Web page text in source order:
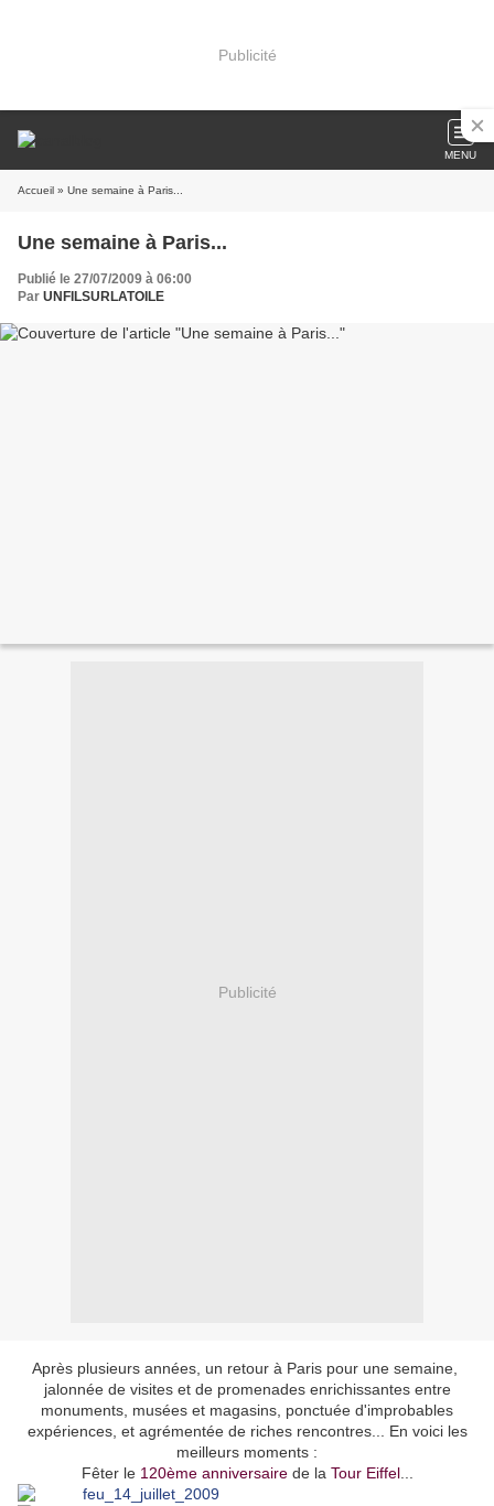
Publicité
MENU
Accueil » Une semaine à Paris...
Une semaine à Paris...
Publié le 27/07/2009 à 06:00
Par UNFILSURLATOILE
Publicité
Après plusieurs années, un retour à Paris pour une semaine,
jalonnée de visites et de promenades enrichissantes entre
monuments, musées et magasins, ponctuée d'improbables
expériences, et agrémentée de riches rencontres... En voici les
meilleurs moments :
Fêter le 120ème anniversaire de la Tour Eiffel...